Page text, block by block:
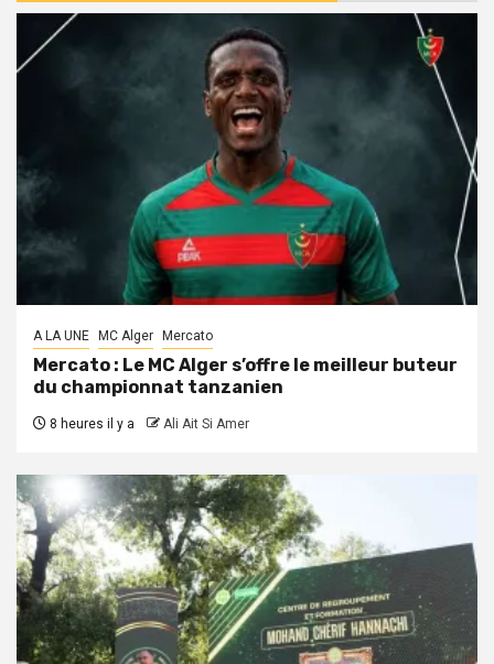
A LA UNE MC Alger Mercato
Mercato : Le MC Alger s’offre le meilleur buteur
du championnat tanzanien
8 heures il y a Ali Ait Si Amer